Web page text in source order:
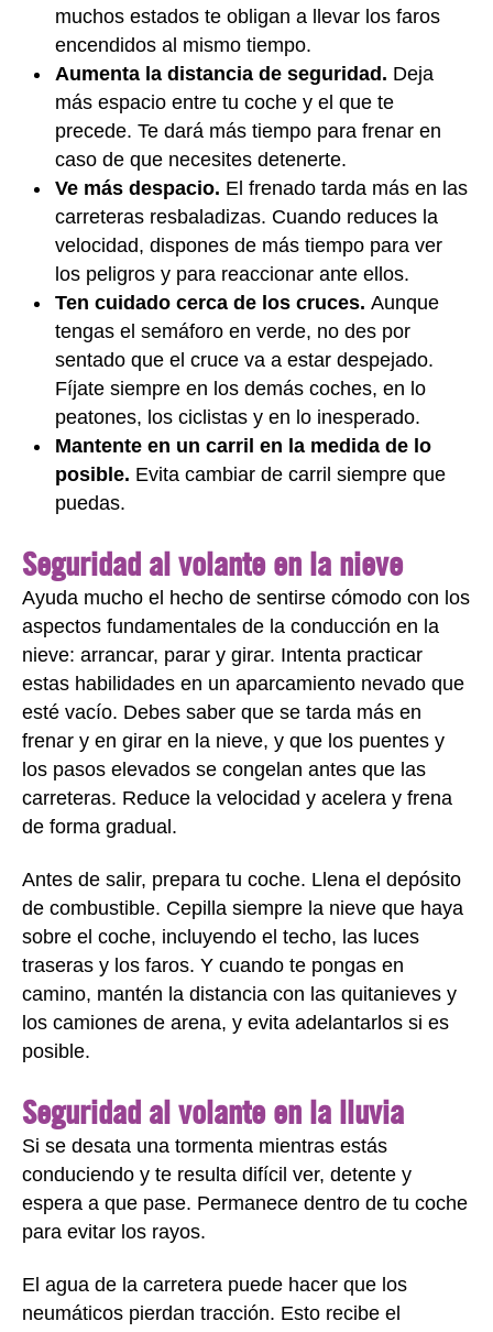
muchos estados te obligan a llevar los faros
encendidos al mismo tiempo.
Aumenta la distancia de seguridad. Deja
más espacio entre tu coche y el que te
precede. Te dará más tiempo para frenar en
caso de que necesites detenerte.
Ve más despacio. El frenado tarda más en las
carreteras resbaladizas. Cuando reduces la
velocidad, dispones de más tiempo para ver
los peligros y para reaccionar ante ellos.
Ten cuidado cerca de los cruces. Aunque
tengas el semáforo en verde, no des por
sentado que el cruce va a estar despejado.
Fíjate siempre en los demás coches, en lo
peatones, los ciclistas y en lo inesperado.
Mantente en un carril en la medida de lo
posible. Evita cambiar de carril siempre que
puedas.
Seguridad al volante en la nieve
Ayuda mucho el hecho de sentirse cómodo con los
aspectos fundamentales de la conducción en la
nieve: arrancar, parar y girar. Intenta practicar
estas habilidades en un aparcamiento nevado que
esté vacío. Debes saber que se tarda más en
frenar y en girar en la nieve, y que los puentes y
los pasos elevados se congelan antes que las
carreteras. Reduce la velocidad y acelera y frena
de forma gradual.
Antes de salir, prepara tu coche. Llena el depósito
de combustible. Cepilla siempre la nieve que haya
sobre el coche, incluyendo el techo, las luces
traseras y los faros. Y cuando te pongas en
camino, mantén la distancia con las quitanieves y
los camiones de arena, y evita adelantarlos si es
posible.
Seguridad al volante en la lluvia
Si se desata una tormenta mientras estás
conduciendo y te resulta difícil ver, detente y
espera a que pase. Permanece dentro de tu coche
para evitar los rayos.
El agua de la carretera puede hacer que los
neumáticos pierdan tracción. Esto recibe el